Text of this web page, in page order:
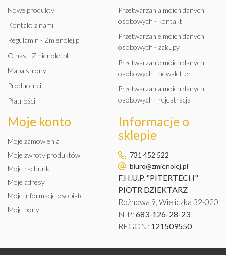
Nowe produkty
Kontakt z nami
Regulamin - Zmienolej.pl
O nas - Zmienolej.pl
Mapa strony
Producenci
Płatności
Przetwarzania moich danych
osobowych - kontakt
Przetwarzanie moich danych
osobowych - zakupy
Przetwarzanie moich danych
osobowych - newsletter
Przetwarzania moich danych
osobowych - rejestracja
Moje konto
Moje zamówienia
Moje zwroty produktów
Moje rachunki
Moje adresy
Moje informacje osobiste
Moje bony
Informacje o
sklepie
731 452 522
biuro@zmienolej.pl
F.H.U.P. "PITERTECH"
PIOTR DZIEKTARZ
Rożnowa 9, Wieliczka 32-020
NIP: 683-126-28-23
REGON: 121509550